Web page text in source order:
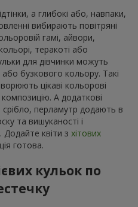
а глибокі або, навпаки,
вибирають повітряні
гамі, айвори,
теракоті або
для дівчинки можуть
бузкового кольору. Такі
цікаві кольорові
А додаткові
срібло, перламутр додають в
та вишуканості і
квіти з хітових
готова.
кульок по